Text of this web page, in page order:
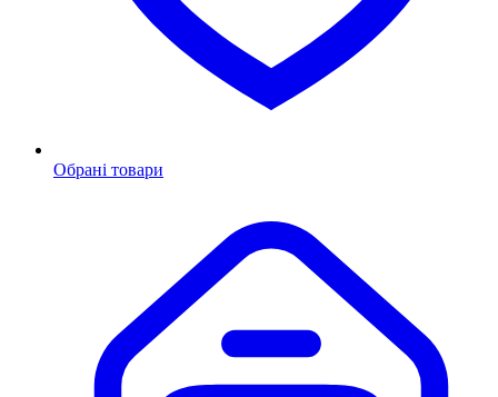
Обрані товари